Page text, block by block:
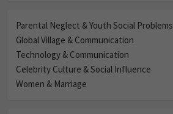
Parental Neglect & Youth Social Problems
Global Village & Communication
Technology & Communication
Celebrity Culture & Social Influence
Women & Marriage